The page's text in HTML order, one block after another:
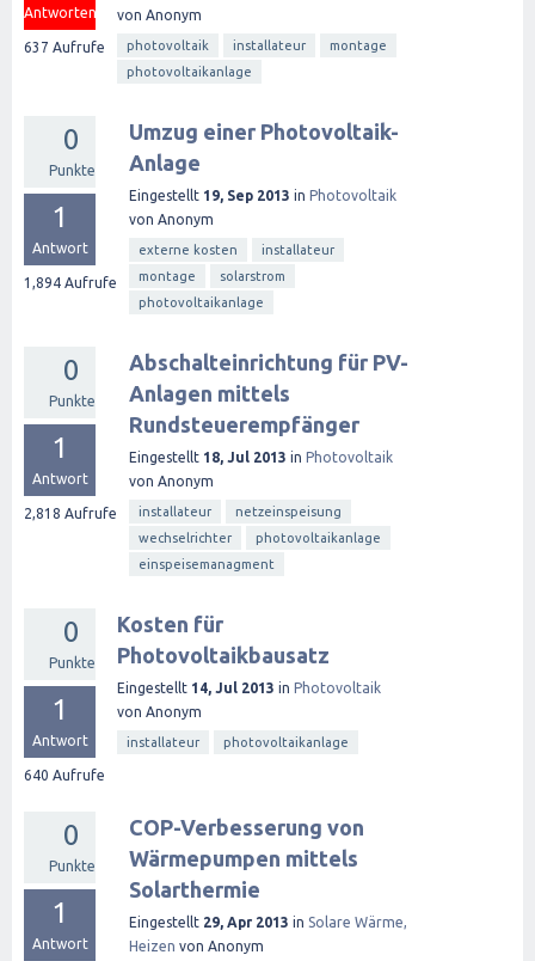
Antworten
637 Aufrufe
von Anonym
photovoltaik installateur
montage
photovoltaikanlage
0
Punkte
1
Antwort
1,894 Aufrufe
Umzug einer Photovoltaik-
Anlage
Eingestellt 19, Sep 2013 in Photovoltaik
von Anonym
externe kosten
installateur
montage
solarstrom
photovoltaikanlage
0
Punkte
1
Antwort
2,818 Aufrufe
Abschalteinrichtung für PV-
Anlagen mittels
Rundsteuerempfänger
Eingestellt 18, Jul 2013 in Photovoltaik
von Anonym
installateur
netzeinspeisung
wechselrichter
photovoltaikanlage
einspeisemanagment
0
Punkte
1
Antwort
640 Aufrufe
Kosten für
Photovoltaikbausatz
Eingestellt 14, Jul 2013 in Photovoltaik
von Anonym
installateur photovoltaikanlage
0
Punkte
1
Antwort
COP-Verbesserung von
Wärmepumpen mittels
Solarthermie
Eingestellt 29, Apr 2013 in Solare Wärme,
Heizen von Anonym